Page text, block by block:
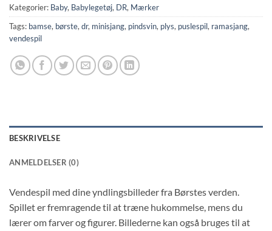
Kategorier: Baby, Babylegetøj, DR, Mærker
Tags: bamse, børste, dr, minisjang, pindsvin, plys, puslespil, ramasjang,
vendespil
BESKRIVELSE
ANMELDELSER (0)
Vendespil med dine yndlingsbilleder fra Børstes verden.
Spillet er fremragende til at træne hukommelse, mens du
lærer om farver og figurer. Billederne kan også bruges til at